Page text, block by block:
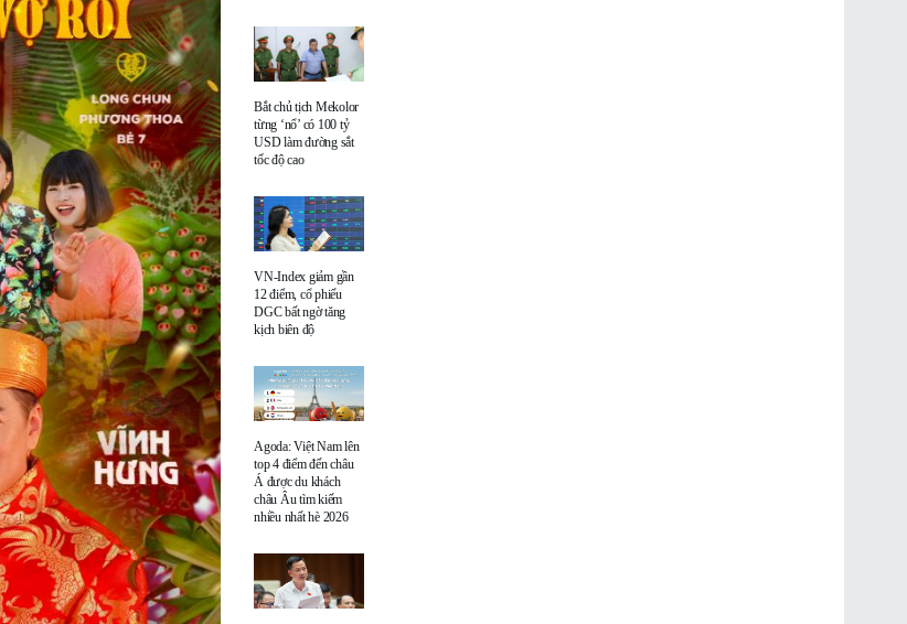
Bắt chủ tịch Mekolor
từng ‘nổ’ có 100 tỷ
USD làm đường sắt
tốc độ cao
VN-Index giảm gần
12 điểm, cổ phiếu
DGC bất ngờ tăng
kịch biên độ
Agoda: Việt Nam lên
top 4 điểm đến châu
Á được du khách
châu Âu tìm kiếm
nhiều nhất hè 2026